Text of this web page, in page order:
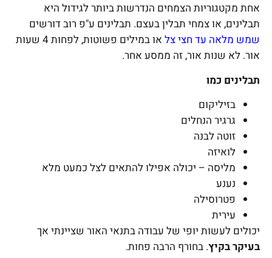
אחת מקטגוריות הצמחים הנדרשות ביותר לגידול היא
תבלינים, או צמחי תבלין בעצם. תבלינים ע"פ רוב דורשים
שמש מלאה עד חצי צל
או במילים פשוטות, לפחות 4 שעות
אור. לא שנות אור, זה ממסע אחר.
תבלינים כמו
בזיליקום
גרגיר הנחלים
זוטה לבנה
לואיזה
מליסה – יכולה אפילו להתאים לצל כמעט מלא
נענע
פטרוסילה
עירית
יכולים לעשות יופי של עבודה בתנאי האור שציינתי אך
בעיקר בקיץ. בחורף הרבה פחות.